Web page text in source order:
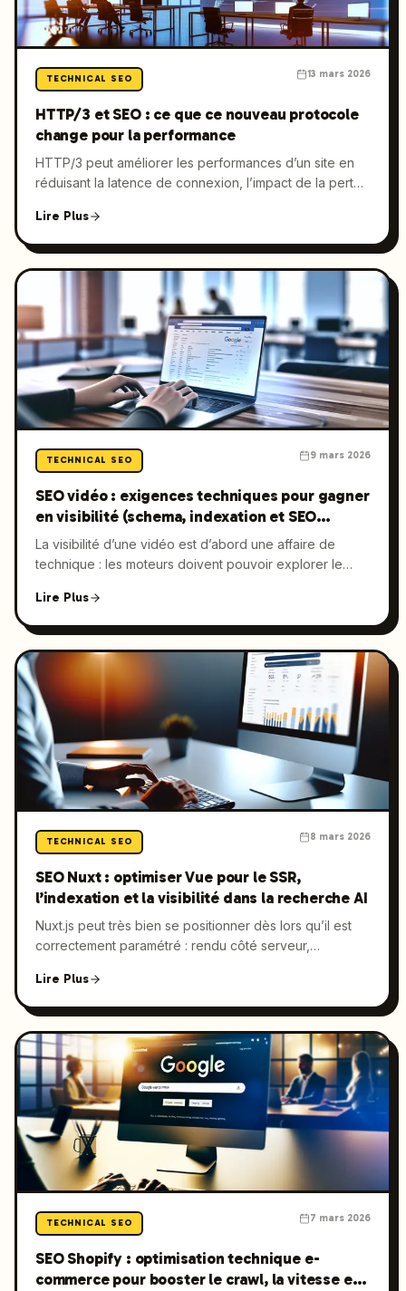
TECHNICAL SEO 13 mars 2026
HTTP/3 et SEO : ce que ce nouveau protocole
change pour la performance
HTTP/3 peut améliorer les performances d’un site en
réduisant la latence de connexion, l’impact de la perte
protocole de transport basé sur UDP. Côté SEO, cela
peut favoriser de meilleurs Core Web Vitals, une
difficiles et une base technique plus solide pour gagner
en visibilité, à condition d’être correctement mis en
place.
Lire Plus
TECHNICAL SEO 9 mars 2026
SEO vidéo : exigences techniques pour gagner
en visibilité (schema, indexation et SEO
YouTube)
La visibilité d’une vidéo est d’abord une affaire de
technique : les moteurs doivent pouvoir explorer le
fiables et lire des données structurées pour
comprendre le sujet… et savoir quand la positionner. Ce
site comme sur les plateformes — optimisation vidéo,
schema vidéo (VideoObject) et SEO YouTube — avec
une checklist d’implémentation prête à transmettre à
votre équipe.
Lire Plus
TECHNICAL SEO 8 mars 2026
SEO Nuxt : optimiser Vue pour le SSR,
l’indexation et la visibilité dans la recherche AI
Nuxt.js peut très bien se positionner dès lors qu’il est
correctement paramétré : rendu côté serveur,
indexation maîtrisée. Ce guide détaille les meilleures
pratiques de SEO Nuxt pour les directions marketing,
la façon dont Launchmind industrialise le GEO et le SEO
AI-powered à grande échelle.
Lire Plus
TECHNICAL SEO 7 mars 2026
SEO Shopify : optimisation technique e-
commerce pour booster le crawl, la vitesse et